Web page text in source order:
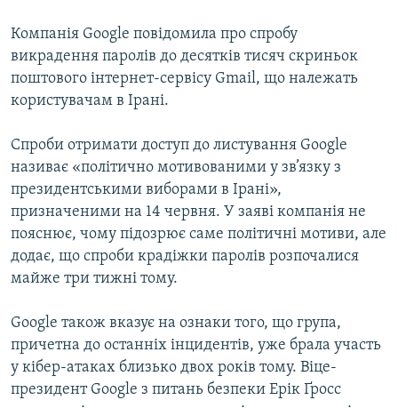
Усі сайти RFE/RL
Компанія Google повідомила про спробу
викрадення паролів до десятків тисяч скриньок
поштового інтернет-сервісу Gmail, що належать
користувачам в Ірані.
Спроби отримати доступ до листування Google
називає «політично мотивованими у зв’язку з
президентськими виборами в Ірані»,
призначеними на 14 червня. У заяві компанія не
пояснює, чому підозрює саме політичні мотиви, але
додає, що спроби крадіжки паролів розпочалися
майже три тижні тому.
Google також вказує на ознаки того, що група,
причетна до останніх інцидентів, уже брала участь
у кібер-атаках близько двох років тому. Віце-
президент Google з питань безпеки Ерік Ґросс